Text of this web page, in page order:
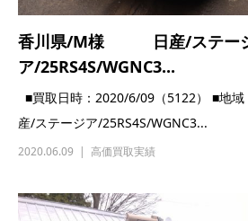
香川県/M様 日産/ステー
ア/25RS4S/WGNC3...
■買取日時：2020/6/09（5122） ■地
産/ステージア/25RS4S/WGNC3...
2020.06.09 高価買取実績